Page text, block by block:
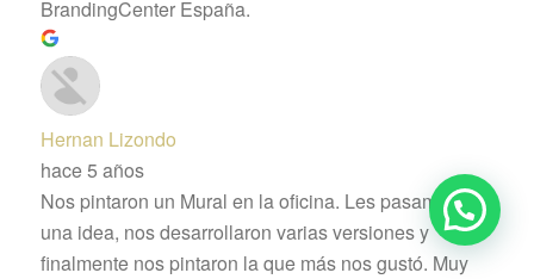
BrandingCenter España.
Hernan Lizondo
hace 5 años
Nos pintaron un Mural en la oficina. Les pasamos
una idea, nos desarrollaron varias versiones y
finalmente nos pintaron la que más nos gustó. Muy